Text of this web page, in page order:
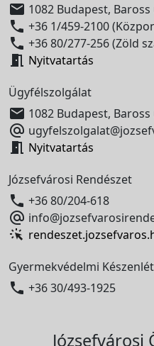
 1082 Budapest, Baross
 +36 1/459-2100
 +36 80/277-256 (Zöld
 Nyitvatartás
Ügyfélszolgálat
 1082 Budapest, Baross

 Nyitvatartás
Józsefvárosi Rendészet
 +36 80/204-618

Gyermekvédelmi
 +36 30/493-1925